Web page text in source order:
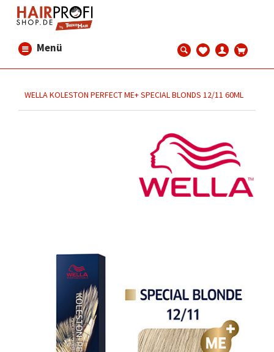
Menü
WELLA KOLESTON PERFECT ME+ SPECIAL BLONDS 12/11 60ML